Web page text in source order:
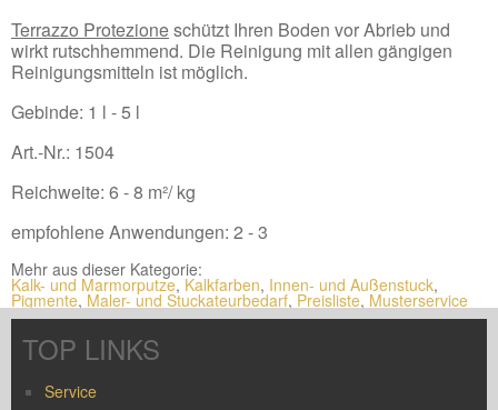
Terrazzo Protezioneschützt Ihren Boden vor Abrieb und
wirkt rutschhemmend. Die Reinigung mit allen gängigen
Reinigungsmitteln ist möglich.
Gebinde: 1 l - 5 l
Art.-Nr.: 1504
Reichweite: 6 - 8 m²/ kg
empfohlene Anwendungen: 2 - 3
Mehr aus dieser Kategorie:
Kalk- und Marmorputze, Kalkfarben, Innen- und Außenstuck,
Pigmente, Maler- und Stuckateurbedarf, Preisliste, Musterservice
TOP LINKS
Service